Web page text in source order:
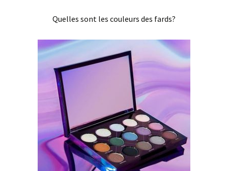
Quelles sont les couleurs des fards?